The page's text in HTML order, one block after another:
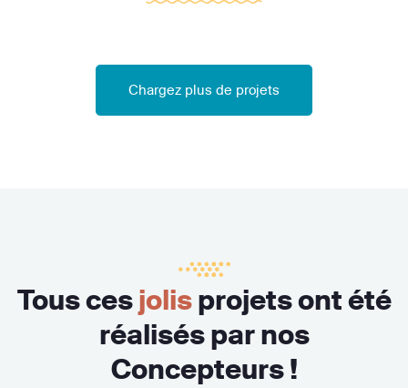
Chargez plus de projets
Tous cesjolisprojets ont été
réalisés par nos
Concepteurs !